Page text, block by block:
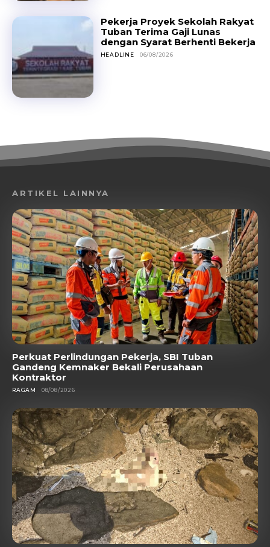
Pekerja Proyek Sekolah Rakyat
Tuban Terima Gaji Lunas
dengan Syarat Berhenti Bekerja
HEADLINE 06/08/2026
ARTIKEL LAINNYA
Perkuat Perlindungan Pekerja, SBI Tuban
Gandeng Kemnaker Bekali Perusahaan
Kontraktor
RAGAM 08/08/2026